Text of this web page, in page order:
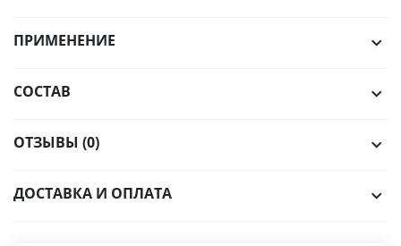
ПРИМЕНЕНИЕ
СОСТАВ
ОТЗЫВЫ (0)
ДОСТАВКА И ОПЛАТА